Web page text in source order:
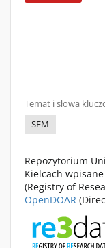
Temat i słowa
SEM
Repozytorium
Kielcach
(Registry of
OpenDOAR